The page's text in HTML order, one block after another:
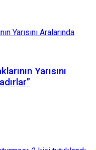
Yarısını